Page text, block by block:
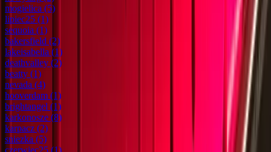
mogielica (5)
lipiec25 (1)
sequoia (1)
bakersfield (2)
lakeisabella (1)
deathvalley (2)
beatty (1)
nevada (4)
hooverdam (1)
brightangel (1)
karkonosze (8)
karpacz (2)
sniezka (5)
czerwiec25 (1)